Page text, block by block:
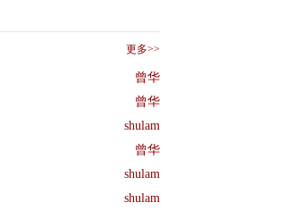
更多>>
曾华
曾华
shulam
曾华
shulam
shulam